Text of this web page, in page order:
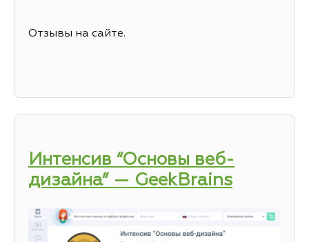
Отзывы на сайте.
Интенсив “Основы веб-
дизайна” — GeekBrains